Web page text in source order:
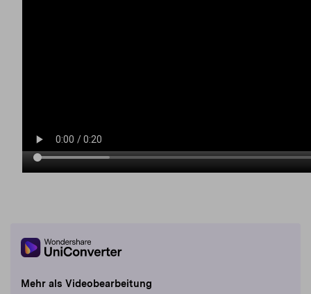
Mehr als Videobearbeitung